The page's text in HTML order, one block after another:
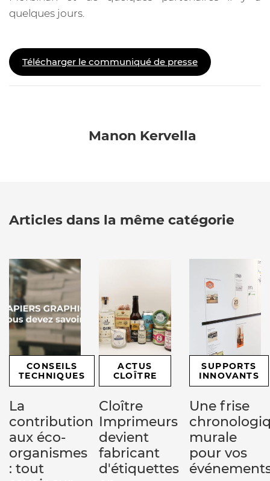
quelques jours.
Télécharger le communiqué de presse
Manon Kervella
Articles dans la même catégorie
CONSEILS
TECHNIQUES
La
contribution
aux éco-
organismes
: tout
ACTUS
CLOÎTRE
Cloître
Imprimeurs
devient
fabricant
d'étiquettes
SUPPORTS
INNOVANTS
Une frise
murale
pour vos